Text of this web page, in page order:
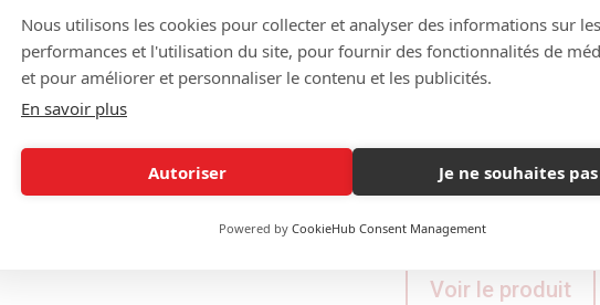
Nous utilisons les cookies pour collecter et analyser des informations sur les
performances et l'utilisation du site, pour fournir des fonctionnalités de
et pour améliorer et personnaliser le contenu et les publicités.
En savoir plus
Autoriser Je ne souhaites pas
Powered by CookieHub Consent Management
baies coulissantes vous
gamme de finitions et de
d’argon et disponible en
Offrez-vous
Voir le produit